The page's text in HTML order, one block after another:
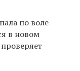
по воле
в новом